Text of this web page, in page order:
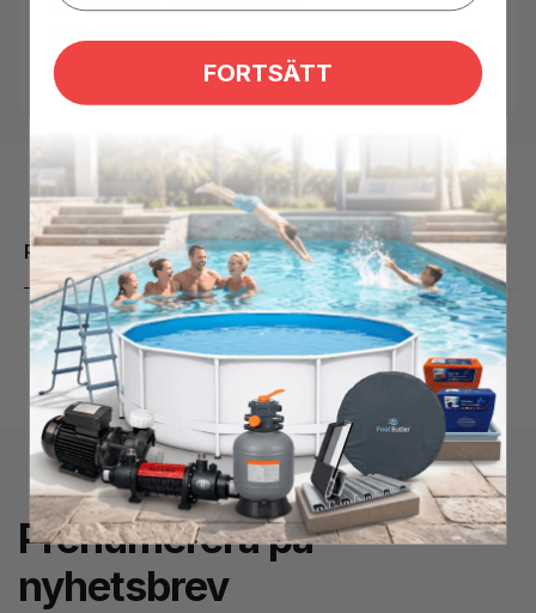
Tillgänglighet:
SKU: FPU16000-00
Kategorier:
Hem och Fritid
Produktbeskrivning
Prenumerera på
nyhetsbrev
FORTSÄTT